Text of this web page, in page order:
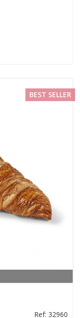
BEST SELLER
Ref: 32960